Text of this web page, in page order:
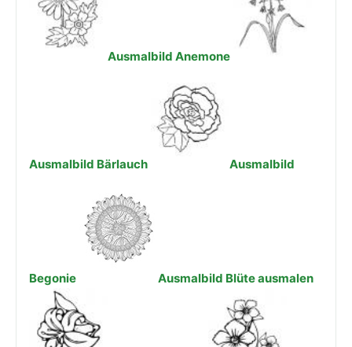
Ausmalbild Anemone
Ausmalbild Bärlauch Ausmalbild
Begonie Ausmalbild Blüte ausmalen